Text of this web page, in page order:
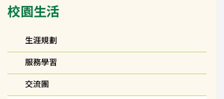
navigation
校園生活
生涯規劃
服務學習
交流團